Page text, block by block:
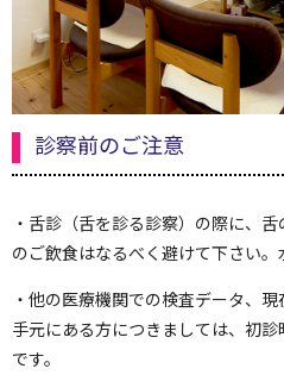
診察前のご注意
・舌診（舌を診る診察）の際に、
のご飲食はなるべく避けて下さい。
・他の医療機関での検査データ、
手元にある方につきましては、初
です。